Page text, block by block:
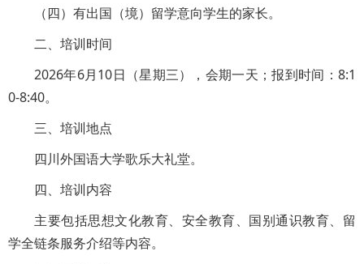
（四）有出国（境）留学意向学生的家长。
二、培训时间
2026年6月10日（星期三），会期一天；报到时间：8:1
0-8:40。
三、培训地点
四川外国语大学歌乐大礼堂。
四、培训内容
主要包括思想文化教育、安全教育、国别通识教育、留
学全链条服务介绍等内容。